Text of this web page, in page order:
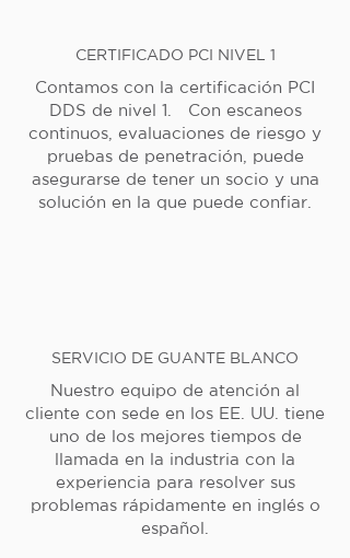
CERTIFICADO PCI NIVEL 1
Contamos con la certificación PCI
DDS de nivel 1. Con escaneos
continuos, evaluaciones de riesgo y
pruebas de penetración, puede
asegurarse de tener un socio y una
solución en la que puede confiar.
SERVICIO DE GUANTE BLANCO
Nuestro equipo de atención al
cliente con sede en los EE. UU. tiene
uno de los mejores tiempos de
llamada en la industria con la
experiencia para resolver sus
problemas rápidamente en inglés o
español.